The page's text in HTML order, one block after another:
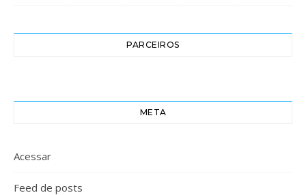
PARCEIROS
META
Acessar
Feed de posts